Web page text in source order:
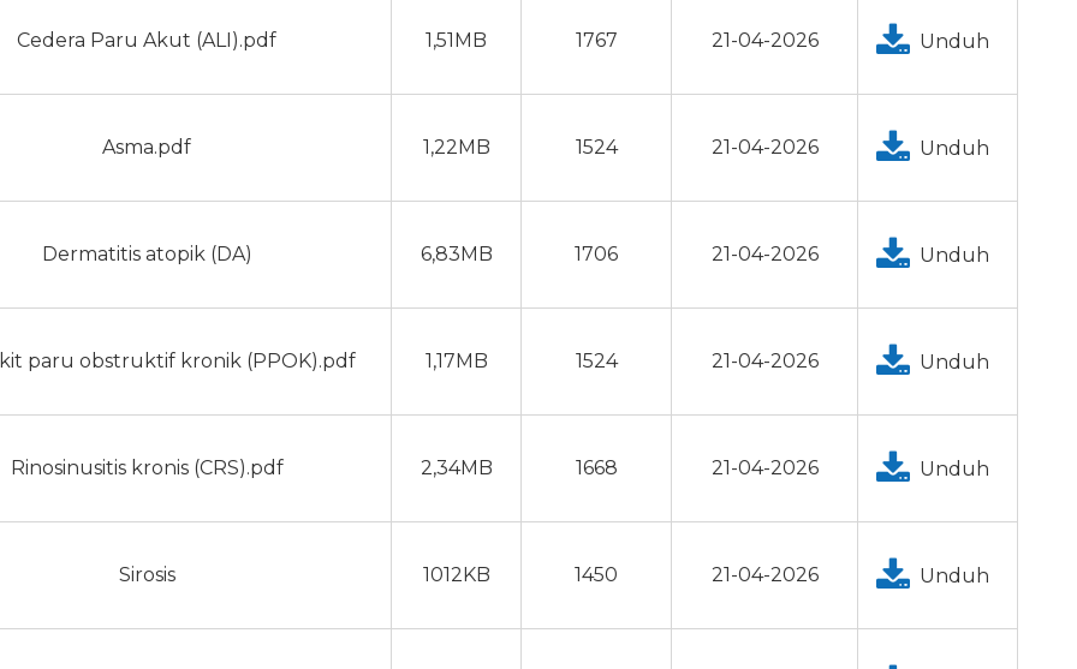
Cedera Paru Akut (ALI).pdf 1,51MB 1767 21-04-2026 Unduh
Asma.pdf 1,22MB 1524 21-04-2026 Unduh
Dermatitis atopik (DA) 6,83MB 1706 21-04-2026 Unduh
paru obstruktif kronik (PPOK).pdf 1,17MB 1524 21-04-2026 Unduh
Rinosinusitis kronis (CRS).pdf 2,34MB 1668 21-04-2026 Unduh
Sirosis 1012KB 1450 21-04-2026 Unduh